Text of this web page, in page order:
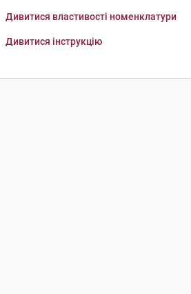
Дивитися властивості номенклатури
Дивитися інструкцію